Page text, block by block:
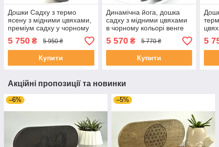
Дошки Садху з термо
ясену з мідними цвяхами,
преміум садху у чорному
кольорі венге для новачків
з кроком 10 мм.
5 750 ₴ 5 950 ₴
Купити
Динамічна йога, дошка
садху з мідними цвяхами
в чорному кольорі венге
овальна, плаваючі живі
мідні цвяхи для ніг
5 570₴ 5 770 ₴
Купити
ніг
5
Акційні пропозиції та новинки
–6% –5%